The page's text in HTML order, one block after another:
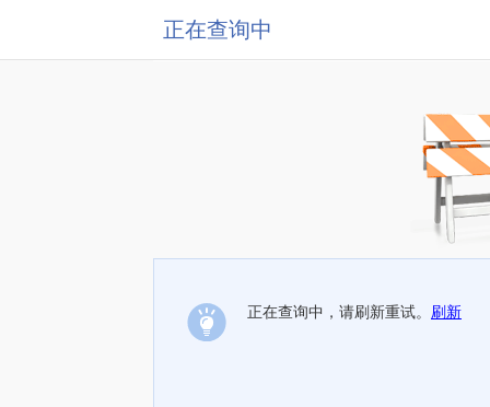
正在查询中
正在查询中，请刷新重试。 刷新